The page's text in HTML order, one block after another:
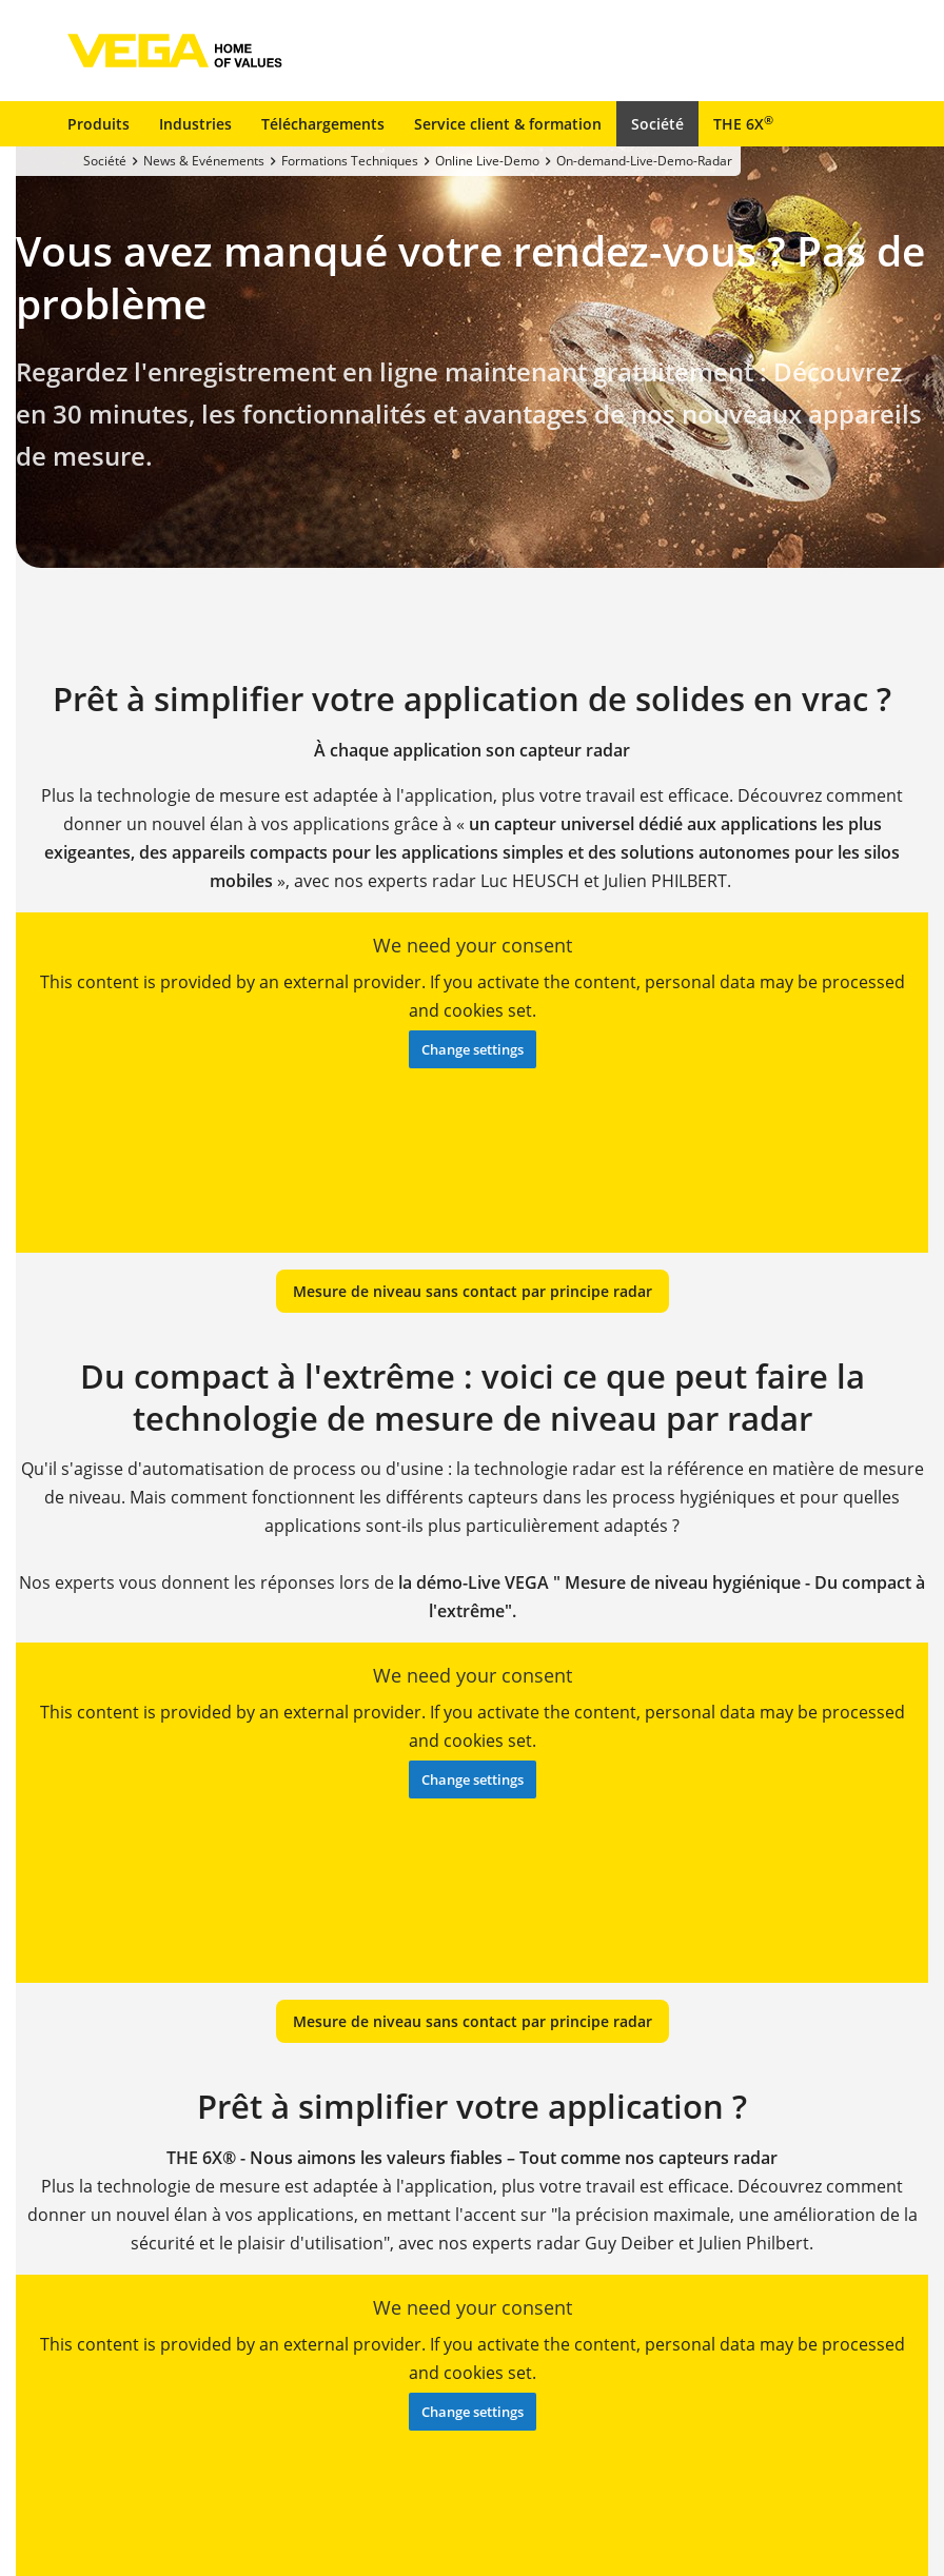
Produits Industries Téléchargements Service client & formation Société THE 6X®
Société News & Evénements Formations Techniques Online Live-Demo On-demand-Live-Demo-Radar
Vous avez manqué votre rendez-vous ? Pas de
problème
Regardez l'enregistrement en ligne maintenant gratuitement : Découvrez
en 30 minutes, les fonctionnalités et avantages de nos nouveaux appareils
de mesure.
Prêt à simplifier votre application de solides en vrac ?
À chaque application son capteur radar
Plus la technologie de mesure est adaptée à l'application, plus votre travail est efficace. Découvrez comment
donner un nouvel élan à vos applications grâce à « un capteur universel dédié aux applications les plus
exigeantes, des appareils compacts pour les applications simples et des solutions autonomes pour les silos
mobiles », avec nos experts radar Luc HEUSCH et Julien PHILBERT.
We need your consent
This content is provided by an external provider. If you activate the content, personal data may be processed
and cookies set.
Change settings
Mesure de niveau sans contact par principe radar
Du compact à l'extrême : voici ce que peut faire la
technologie de mesure de niveau par radar
Qu'il s'agisse d'automatisation de process ou d'usine : la technologie radar est la référence en matière de mesure
de niveau. Mais comment fonctionnent les différents capteurs dans les process hygiéniques et pour quelles
applications sont-ils plus particulièrement adaptés ?
Nos experts vous donnent les réponses lors de la démo-Live VEGA " Mesure de niveau hygiénique - Du compact à
l'extrême".
We need your consent
This content is provided by an external provider. If you activate the content, personal data may be processed
and cookies set.
Change settings
Mesure de niveau sans contact par principe radar
Prêt à simplifier votre application ?
THE 6X® - Nous aimons les valeurs fiables – Tout comme nos capteurs radar
Plus la technologie de mesure est adaptée à l'application, plus votre travail est efficace. Découvrez comment
donner un nouvel élan à vos applications, en mettant l'accent sur "la précision maximale, une amélioration de la
sécurité et le plaisir d'utilisation", avec nos experts radar Guy Deiber et Julien Philbert.
We need your consent
This content is provided by an external provider. If you activate the content, personal data may be processed
and cookies set.
Change settings